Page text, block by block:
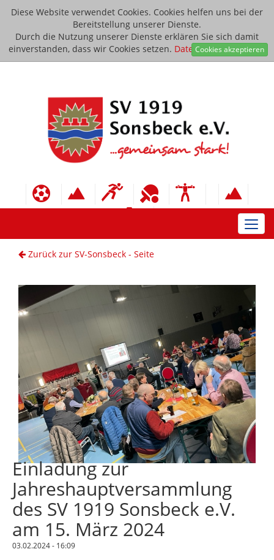
Diese Website verwendet Cookies. Cookies helfen uns bei der
Bereitstellung unserer Dienste.
Durch die Nutzung unserer Dienste erklären Sie sich damit
einverstanden, dass wir Cookies setzen. Datenschutzerklärung
Cookies akzeptieren
Zurück zur SV-Sonsbeck - Seite
Einladung zur
Jahreshauptversammlung
des SV 1919 Sonsbeck e.V.
am 15. März 2024
03.02.2024 - 16:09